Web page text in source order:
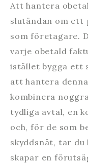
Att hantera
slutändan om ett
som företagare.
varje obetald
istället bygga ett
att hantera
kombinera
tydliga avtal, en
och, för de som
skyddsnät, tar
skapar en